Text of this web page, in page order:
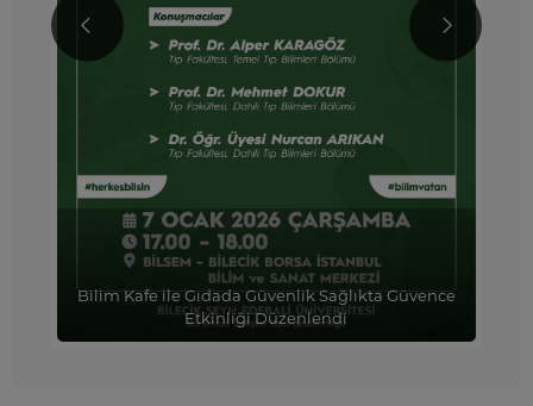
Sağlıklı Bir Yaşam İçin Diyabet Günleri:
Pelitözü’nde Bilim Kafe Buluşması Gerçekleştirildi